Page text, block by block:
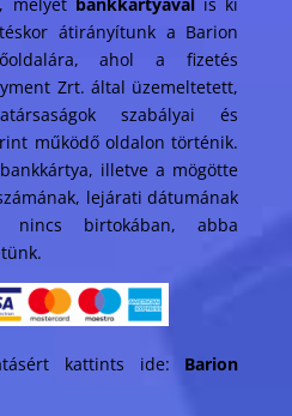
átirányítunk a Barion
ahol a fizetés
Zrt. által üzemeltetett,
szabályai és
működő oldalon történik.
illetve a mögötte
lejárati dátumának
nincs birtokában, abba
kattints ide: Barion